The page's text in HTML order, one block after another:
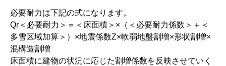
必要耐力は下記の式になります。
Qr＜必要耐力＞＝＜床面積＞×（＜必要耐力係数＞＋＜
多雪区域加算＞）×地震係数Z×軟弱地盤割増×形状割増×
混構造割増
床面積に建物の状況に応じた割増係数を反映させていく